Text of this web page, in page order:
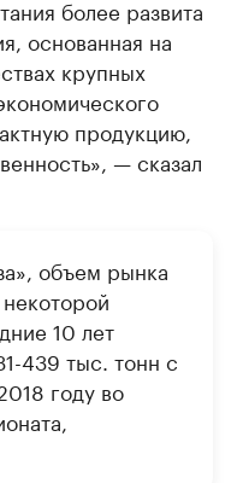
более развита
основанная на
крупных
продукцию,
— сказал
объем рынка
10 лет
439 тыс. тонн с
году во